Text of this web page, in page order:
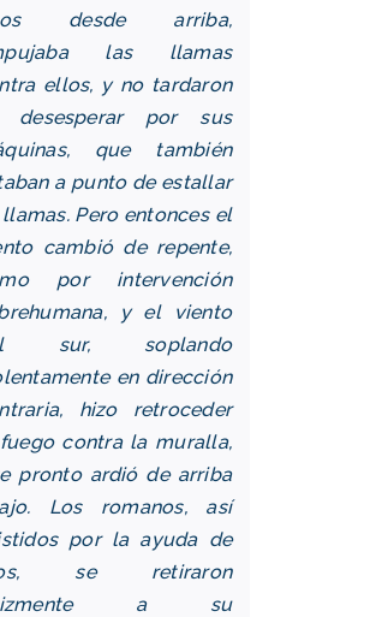
desde arriba,
las llamas
ellos, y no tardaron
desesperar por sus
que también
a punto de estallar
llamas. Pero entonces el
cambió de repente,
por intervención
y el viento
sur, soplando
en dirección
hizo retroceder
contra la muralla,
pronto ardió de arriba
Los romanos, así
por la ayuda de
se retiraron
a su